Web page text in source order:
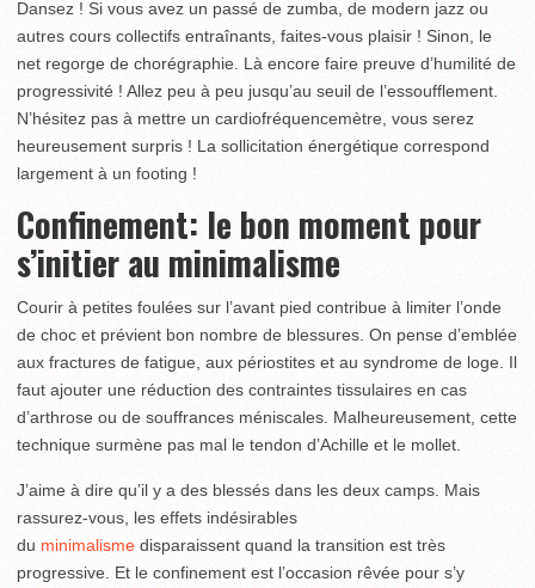
Dansez ! Si vous avez un passé de zumba, de modern jazz ou
autres cours collectifs entraînants, faites-vous plaisir ! Sinon, le
net regorge de chorégraphie. Là encore faire preuve d’humilité de
progressivité ! Allez peu à peu jusqu’au seuil de l’essoufflement.
N’hésitez pas à mettre un cardiofréquencemètre, vous serez
heureusement surpris ! La sollicitation énergétique correspond
largement à un footing !
Confinement: le bon moment pour
s’initier au minimalisme
Courir à petites foulées sur l’avant pied contribue à limiter l’onde
de choc et prévient bon nombre de blessures. On pense d’emblée
aux fractures de fatigue, aux périostites et au syndrome de loge. Il
faut ajouter une réduction des contraintes tissulaires en cas
d’arthrose ou de souffrances méniscales. Malheureusement, cette
technique surmène pas mal le tendon d’Achille et le mollet.
J’aime à dire qu’il y a des blessés dans les deux camps. Mais
rassurez-vous, les effets indésirables
du minimalisme disparaissent quand la transition est très
progressive. Et le confinement est l’occasion rêvée pour s’y